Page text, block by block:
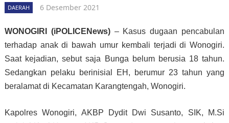
DAERAH 6 Desember 2021
WONOGIRI (iPOLICENews)– Kasus dugaan pencabulan
terhadap anak di bawah umur kembali terjadi di Wonogiri.
Saat kejadian, sebut saja Bunga belum berusia 18 tahun.
Sedangkan pelaku berinisial EH, berumur 23 tahun yang
beralamat di Kecamatan Karangtengah, Wonogiri.
Kapolres Wonogiri, AKBP Dydit Dwi Susanto, SIK, M.Si